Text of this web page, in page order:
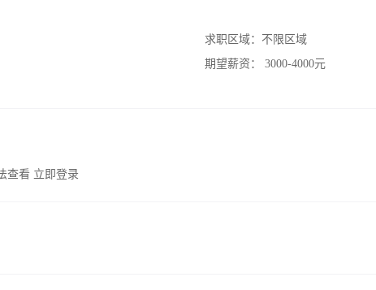
求职区域： 不限区域
期望薪资：
3000-4000元
查看 立即登录